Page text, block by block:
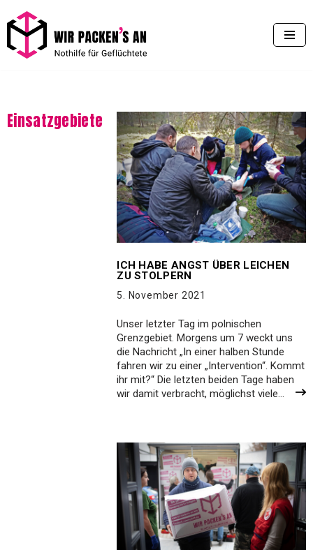
Zum
Inhalt
Einsatzgebiete
ICH HABE ANGST ÜBER LEICHEN
ZU STOLPERN
5. November 2021
Unser letzter Tag im polnischen
Grenzgebiet. Morgens um 7 weckt uns
die Nachricht „In einer halben Stunde
fahren wir zu einer „Intervention“. Kommt
ihr mit?“ Die letzten beiden Tage haben
wir damit verbracht, möglichst viele…